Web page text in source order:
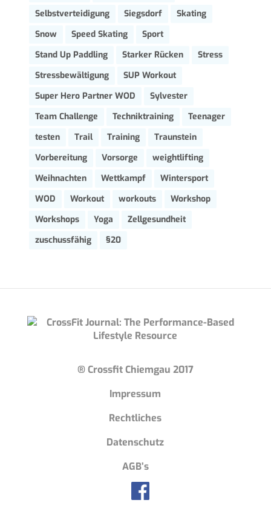
Selbstverteidigung
Siegsdorf
Skating
Snow
Speed Skating
Sport
Stand Up Paddling
Starker Rücken
Stress
Stressbewältigung
SUP Workout
Super Hero Partner WOD
Sylvester
Team Challenge
Techniktraining
Teenager
testen
Trail Training
Traunstein
Vorbereitung
Vorsorge
weightlifting
Weihnachten
Wettkampf
Wintersport
WOD
Workout workouts
Workshop
Workshops
Yoga
Zellgesundheit
zuschussfähig
§20
® Crossfit Chiemgau 2017
Impressum
Rechtliches
Datenschutz
AGB’s